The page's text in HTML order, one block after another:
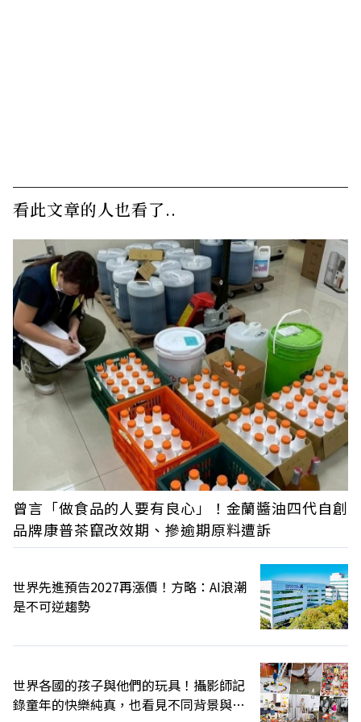
看此文章的人也看了..
曾言「做食品的人要有良心」！金蘭醬油四代自創
品牌康普茶竄改效期、摻逾期原料遭訴
世界先進預告2027再漲價！方略：AI浪潮
是不可逆趨勢
世界各國的孩子與他們的玩具！攝影師記
錄童年的快樂純真，也看見不同背景與文